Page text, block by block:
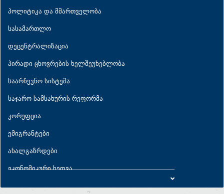
პოლიტიკა და მმართველობა
სასამართლო
დეცენტრალიზაცია
პირადი ცხოვრების ხელშეუხებლობა
საარჩევნო სისტემა
საჯარო სამსახურის რეფორმა
კორუფცია
ემიგრანტები
ახალგაზრდები
ეკონომიკური ხედვა
ეკონომიკური პარამეტრები